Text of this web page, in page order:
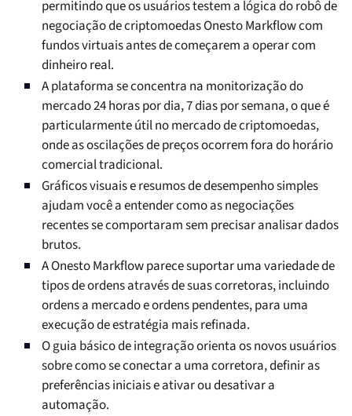
permitindo que os usuários testem a lógica do robô de
negociação de criptomoedas Onesto Markflow com
fundos virtuais antes de começarem a operar com
dinheiro real.
A plataforma se concentra na monitorização do
mercado 24 horas por dia, 7 dias por semana, o que é
particularmente útil no mercado de criptomoedas,
onde as oscilações de preços ocorrem fora do horário
comercial tradicional.
Gráficos visuais e resumos de desempenho simples
ajudam você a entender como as negociações
recentes se comportaram sem precisar analisar dados
brutos.
A Onesto Markflow parece suportar uma variedade de
tipos de ordens através de suas corretoras, incluindo
ordens a mercado e ordens pendentes, para uma
execução de estratégia mais refinada.
O guia básico de integração orienta os novos usuários
sobre como se conectar a uma corretora, definir as
preferências iniciais e ativar ou desativar a
automação.